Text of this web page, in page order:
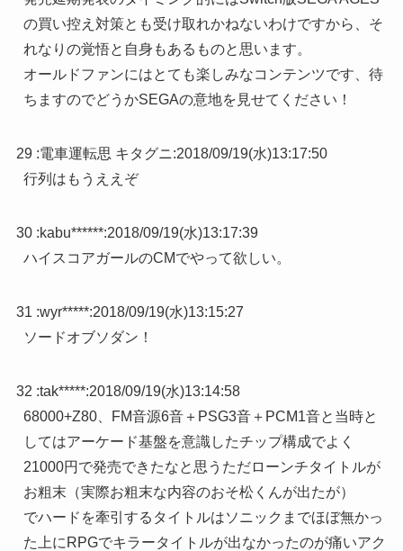
の買い控え対策とも受け取れかねないわけですから、そ
れなりの覚悟と自身もあるものと思います。
オールドファンにはとても楽しみなコンテンツです、待
ちますのでどうかSEGAの意地を見せてください！
29 :電車運転思 キタグニ:2018/09/19(水)13:17:50
行列はもうええぞ
30 :kabu******:2018/09/19(水)13:17:39
ハイスコアガールのCMでやって欲しい。
31 :wyr*****:2018/09/19(水)13:15:27
ソードオブソダン！
32 :tak*****:2018/09/19(水)13:14:58
68000+Z80、FM音源6音＋PSG3音＋PCM1音と当時と
してはアーケード基盤を意識したチップ構成でよく
21000円で発売できたなと思うただローンチタイトルが
お粗末（実際お粗末な内容のおそ松くんが出たが）
でハードを牽引するタイトルはソニックまでほぼ無かっ
た上にRPGでキラータイトルが出なかったのが痛いアク